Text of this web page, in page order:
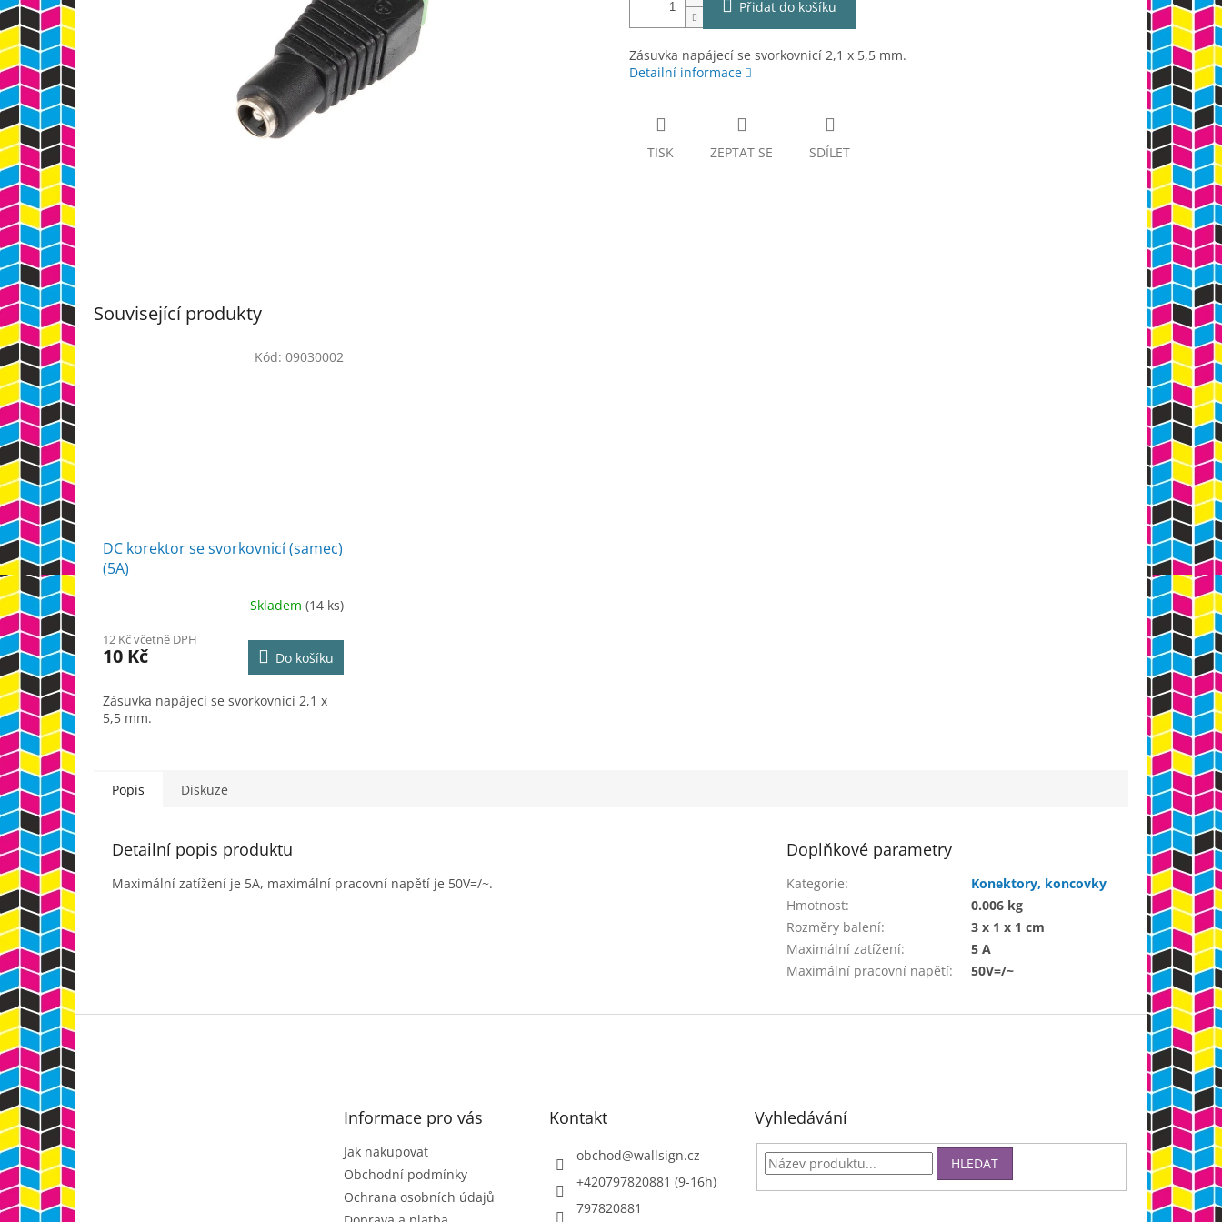
Přidat do košíku
Zásuvka napájecí se svorkovnicí 2,1 x 5,5 mm.
Detailní informace
TISK ZEPTAT SE SDÍLET
Související produkty
DC korektor se svorkovnicí (samec)
(5A)
Skladem (14 ks)
12 Kč včetně DPH
10 Kč Do košíku
Zásuvka napájecí se svorkovnicí 2,1 x
5,5 mm.
Kód: 09030002
Popis Diskuze
Detailní popis produktu
Maximální zatížení je 5A, maximální pracovní napětí je 50V=/~.
Doplňkové parametry
Kategorie:
Konektory, koncovky
Hmotnost:
0.006 kg
Rozměry balení:
3 x 1 x 1 cm
Maximální zatížení:
5 A
Maximální pracovní napětí: 50V=/~
Z
á
p
a
t
í
Informace pro vás
Jak nakupovat
Obchodní podmínky
Ochrana osobních údajů
Kontakt
obchod@wallsign.cz
+420797820881 (9-16h)
797820881
Vyhledávání
HLEDAT